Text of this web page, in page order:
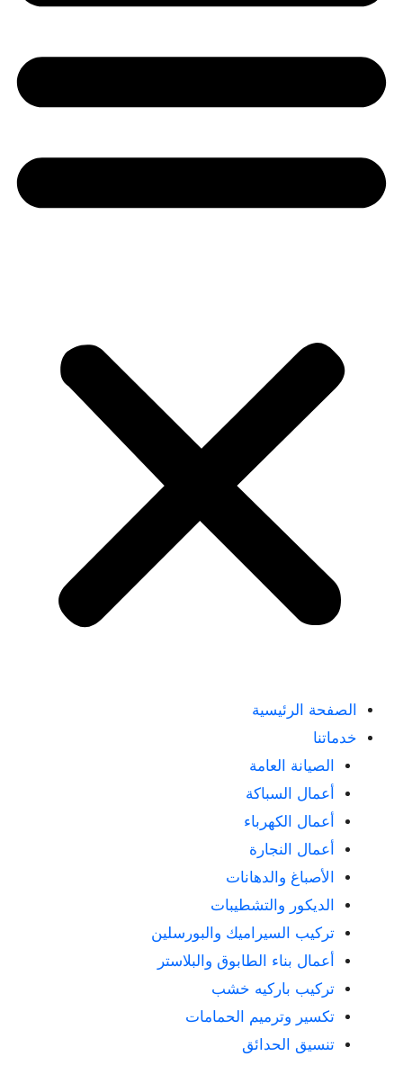
الصفحة الرئيسية
خدماتنا
الصيانة العامة
أعمال السباكة
أعمال الكهرباء
أعمال النجارة
الأصباغ والدهانات
الديكور والتشطيبات
تركيب السيراميك والبورسلين
أعمال بناء الطابوق والبلاستر
تركيب باركيه خشب
تكسير وترميم الحمامات
تنسيق الحدائق